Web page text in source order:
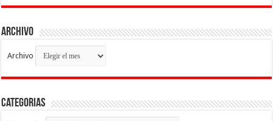
Archivo
Archivo
Categorias